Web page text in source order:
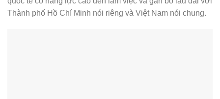
Thành phố Hồ Chí Minh nói riêng và Việt Nam nói chung.